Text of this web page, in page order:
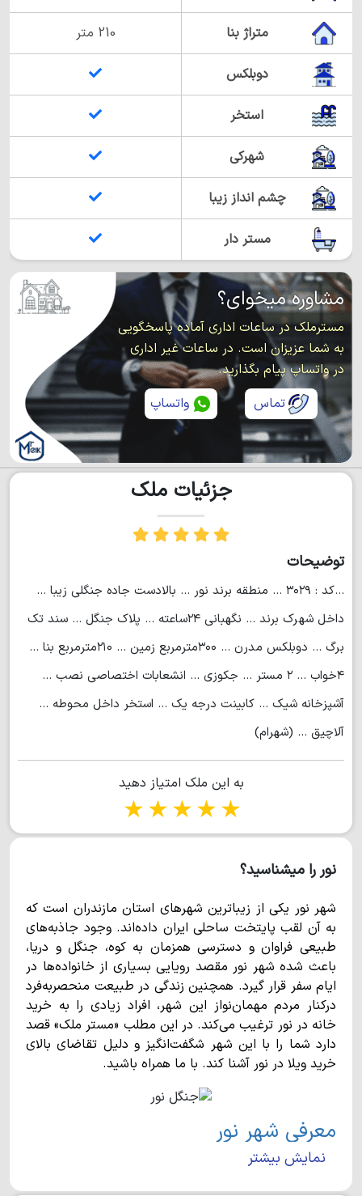
متراژ بنا 210 متر
دوبلکس
استخر
شهرکی
چشم انداز زیبا
مستر دار
مشاوره میخوای؟
مسترملک در ساعات اداری آماده پاسخگویی
به شما عزیزان است. در ساعات غیر اداری
در واتساپ پیام بگذارید.
تماس
واتساپ
جزئیات ملک
توضیحات
...کد : ۳۰۲۹ ... منطقه برند نور ... بالادست جاده جنگلی زیبا ...
داخل شهرک برند ... نگهبانی ۲۴ساعته ... پلاک جنگل ... سند تک
برگ ... دوبلکس مدرن ... ۳۰۰مترمربع زمین ... ۲۱۰مترمربع بنا ...
۴خواب ... ۲ مستر ... جکوزی ... انشعابات اختصاصی نصب ...
آشپزخانه شیک ... کابینت درجه یک ... استخر داخل محوطه ...
آلاچیق ... (شهرام)
به این ملک امتیاز دهید
5 stars
4 stars
3 stars
2 stars
نور را میشناسید؟
شهر نور یکی از زیباترین شهرهای استان مازندران است که
به آن لقب پایتخت ساحلی ایران داده‌اند. وجود جاذبه‌های
طبیعی فراوان و دسترسی همزمان به کوه، جنگل و دریا،
باعث شده شهر نور مقصد رویایی بسیاری از خانواده‌ها در
ایام سفر قرار گیرد. همچنین زندگی در طبیعت منحصربه‌فرد
درکنار مردم مهمان‌نواز این شهر، افراد زیادی را به خرید
خانه در نور ترغیب می‌کند. در این مطلب «مستر ملک» قصد
دارد شما را با این شهر شگفت‌انگیز و دلیل تقاضای بالای
خرید ویلا در نور آشنا کند. با ما همراه باشید.
معرفی شهر نور
شهر نور در بخش مرکزی شهرستانی به همین نام واقع شده
نمایش بیشتر